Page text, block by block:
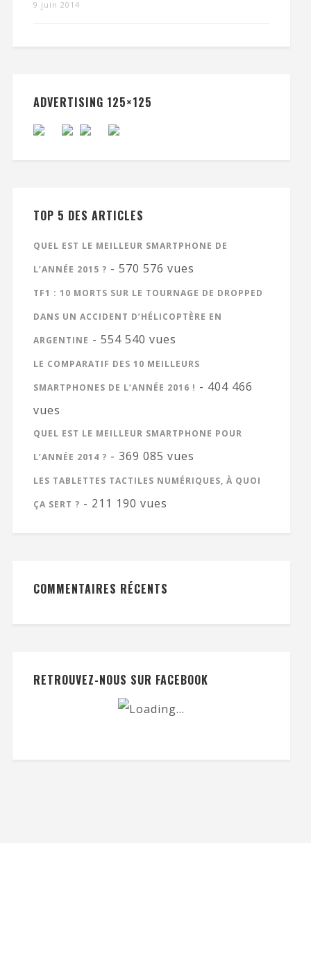
9 juin 2014
ADVERTISING 125×125
TOP 5 DES ARTICLES
QUEL EST LE MEILLEUR SMARTPHONE DE
L’ANNÉE 2015 ? - 570 576 vues
TF1 : 10 MORTS SUR LE TOURNAGE DE DROPPED
DANS UN ACCIDENT D’HÉLICOPTÈRE EN
ARGENTINE - 554 540 vues
LE COMPARATIF DES 10 MEILLEURS
SMARTPHONES DE L’ANNÉE 2016 ! - 404 466
vues
QUEL EST LE MEILLEUR SMARTPHONE POUR
L’ANNÉE 2014 ? - 369 085 vues
LES TABLETTES TACTILES NUMÉRIQUES, À QUOI
ÇA SERT ? - 211 190 vues
COMMENTAIRES RÉCENTS
RETROUVEZ-NOUS SUR FACEBOOK